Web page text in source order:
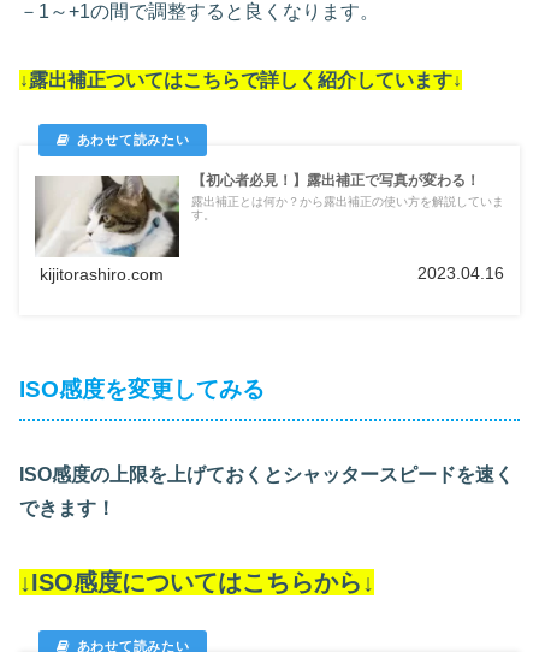
－1～+1の間で調整すると良くなります。
↓露出補正ついてはこちらで詳しく紹介しています↓
【初心者必見！】露出補正で写真が変わる！
露出補正とは何か？から露出補正の使い方を解説していま
す。
kijitorashiro.com 2023.04.16
ISO感度を変更してみる
ISO感度の上限を上げておくとシャッタースピードを速く
できます！
↓ISO感度についてはこちらから↓